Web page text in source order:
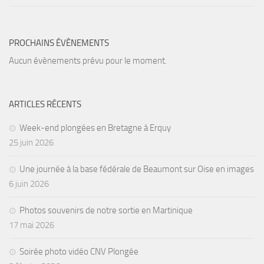
PROCHAINS ÉVÈNEMENTS
Aucun évènements prévu pour le moment.
ARTICLES RÉCENTS
Week-end plongées en Bretagne à Erquy
25 juin 2026
Une journée à la base fédérale de Beaumont sur Oise en images
6 juin 2026
Photos souvenirs de notre sortie en Martinique
17 mai 2026
Soirée photo vidéo CNV Plongée